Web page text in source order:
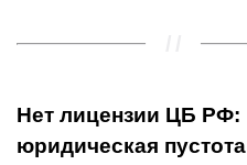
Нет лицензии ЦБ РФ:
юридическая пустота